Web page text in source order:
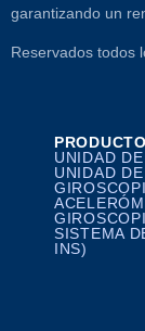
garantizando un
Reservados todos
UNIDAD
UNIDAD
SISTEMA
INS)